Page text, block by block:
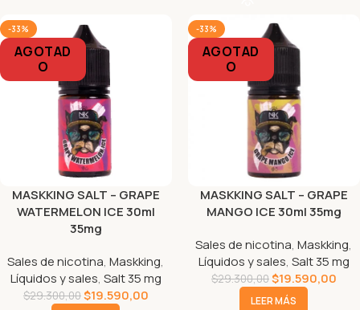
-33%
AGOTAD
O
MASKKING SALT – GRAPE
WATERMELON ICE 30ml
35mg
Sales de nicotina,Maskking,
Líquidos y sales, Salt 35 mg
$29.300,00$19.590,00
-33%
AGOTAD
O
MASKKING SALT – GRAPE
MANGO ICE 30ml 35mg
Sales de nicotina,Maskking,
Líquidos y sales, Salt 35 mg
$29.300,00$19.590,00
LEER MÁS